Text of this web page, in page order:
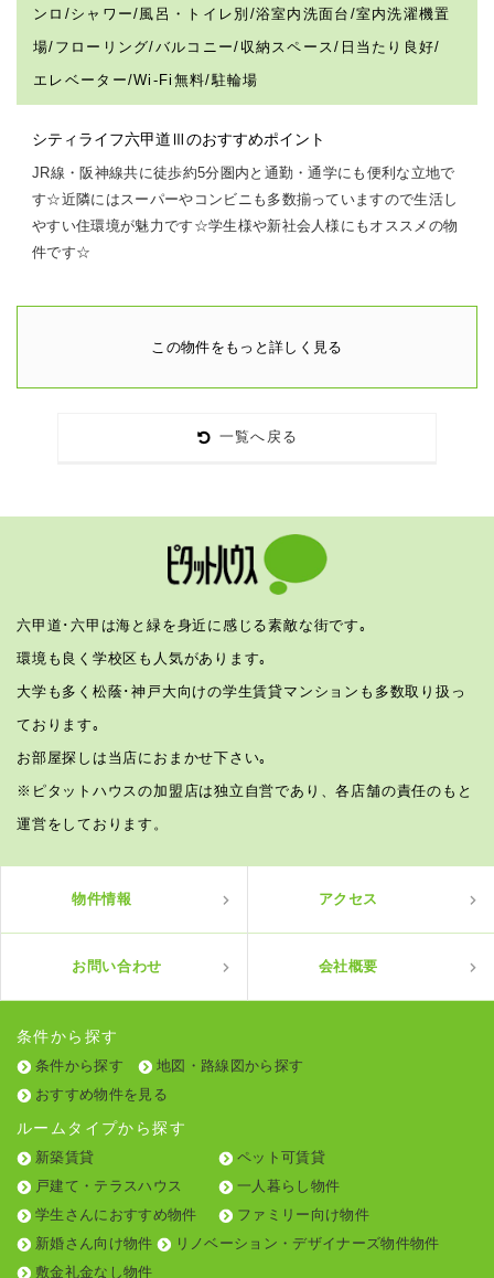
ンロ/シャワー/風呂・トイレ別/浴室内洗面台/室内洗濯機置
場/フローリング/バルコニー/収納スペース/日当たり良好/
エレベーター/Wi-Fi無料/駐輪場
シティライフ六甲道Ⅲのおすすめポイント
JR線・阪神線共に徒歩約5分圏内と通勤・通学にも便利な立地で
す☆近隣にはスーパーやコンビニも多数揃っていますので生活し
やすい住環境が魅力です☆学生様や新社会人様にもオススメの物
件です☆
この物件をもっと詳しく見る
一覧へ戻る
六甲道･六甲は海と緑を身近に感じる素敵な街です｡
環境も良く学校区も人気があります｡
大学も多く松蔭･神戸大向けの学生賃貸マンションも多数取り扱っ
ております｡
お部屋探しは当店におまかせ下さい｡
※ピタットハウスの加盟店は独立自営であり、各店舗の責任のもと
運営をしております。
物件情報 アクセス
お問い合わせ 会社概要
条件から探す
条件から探す
地図・路線図から探す
おすすめ物件を見る
ルームタイプから探す
新築賃貸
ペット可賃貸
戸建て・テラスハウス
一人暮らし物件
学生さんにおすすめ物件
ファミリー向け物件
新婚さん向け物件
リノベーション・デザイナーズ物件物件
敷金礼金なし物件